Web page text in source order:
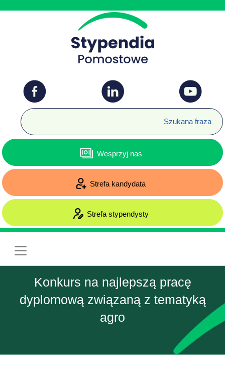
Wesprzyj nas
Strefa kandydata
Strefa stypendysty
Konkurs na najlepszą pracę
dyplomową związaną z tematyką
agro